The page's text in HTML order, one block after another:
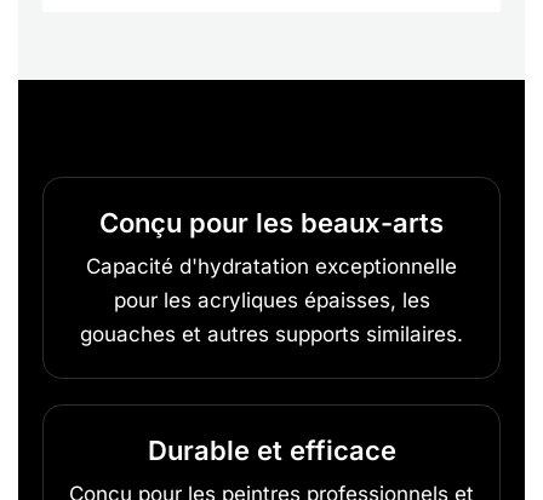
Conçu pour les beaux-arts
Capacité d'hydratation exceptionnelle
pour les acryliques épaisses, les
gouaches et autres supports similaires.
Durable et efficace
Conçu pour les peintres professionnels et